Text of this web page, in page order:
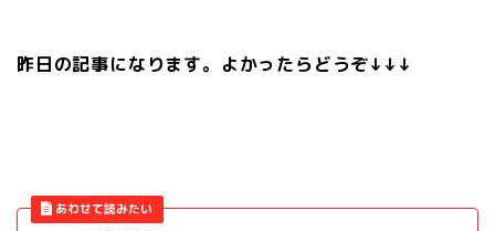
昨日の記事になります。よかったらどうぞ↓↓↓